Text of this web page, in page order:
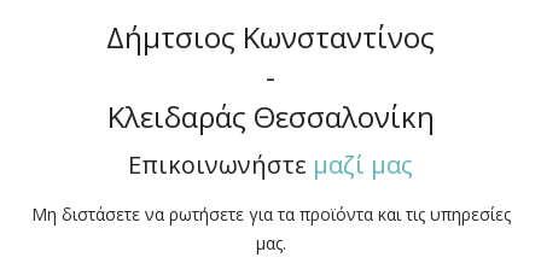
Δήμτσιος Κωνσταντίνος
-
Κλειδαράς Θεσσαλονίκη
Επικοινωνήστε μαζί μας
Μη διστάσετε να ρωτήσετε για τα προϊόντα και τις υπηρεσίες
μας.